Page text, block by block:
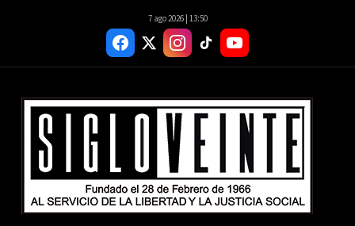
7 ago 2026 | 13:50